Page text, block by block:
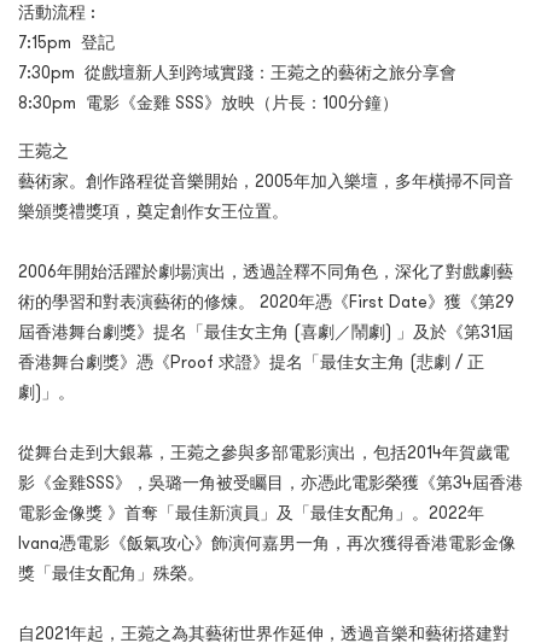
活動流程 :
7:15pm 登記
7:30pm 從戲壇新人到跨域實踐：王菀之的藝術之旅分享會
8:30pm 電影《金雞 SSS》放映（片長：100分鐘）
王菀之
藝術家。創作路程從音樂開始，2005年加入樂壇，多年橫掃不同音
樂頒獎禮獎項，奠定創作女王位置。
2006年開始活躍於劇場演出，透過詮釋不同角色，深化了對戲劇藝
術的學習和對表演藝術的修煉。 2020年憑《First Date》獲《第29
屆香港舞台劇獎》提名「最佳女主角 (喜劇／鬧劇) 」及於《第31屆
香港舞台劇獎》憑《Proof 求證》提名「最佳女主角 (悲劇 / 正
劇)」。
從舞台走到大銀幕，王菀之參與多部電影演出，包括2014年賀歲電
影《金雞SSS》，吳璐一角被受矚目，亦憑此電影榮獲《第34屆香港
電影金像獎 》首奪「最佳新演員」及「最佳女配角」。2022年
Ivana憑電影《飯氣攻心》飾演何嘉男一角，再次獲得香港電影金像
獎「最佳女配角」殊榮。
自2021年起，王菀之為其藝術世界作延伸，透過音樂和藝術搭建對